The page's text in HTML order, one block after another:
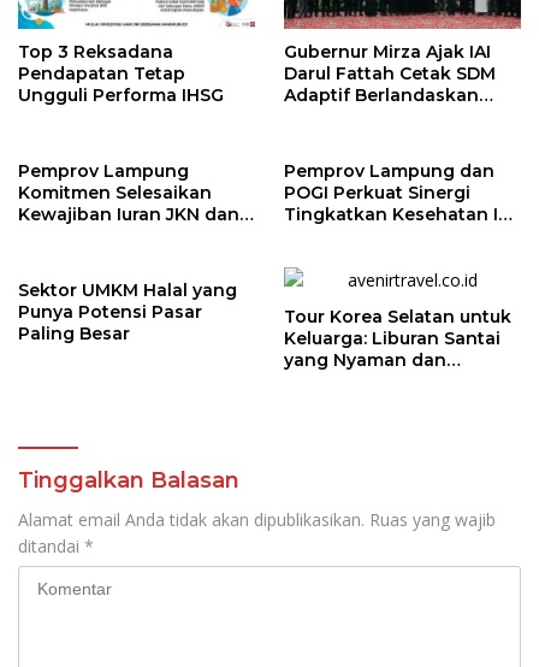
Top 3 Reksadana
Pendapatan Tetap
Ungguli Performa IHSG
Gubernur Mirza Ajak IAI
Darul Fattah Cetak SDM
Adaptif Berlandaskan
Pemprov Lampung
Komitmen Selesaikan
Kewajiban Iuran JKN dan
Kesehatan
Pemprov Lampung dan
POGI Perkuat Sinergi
Tingkatkan Kesehatan Ibu
Sektor UMKM Halal yang
Punya Potensi Pasar
Paling Besar
Tour Korea Selatan untuk
Keluarga: Liburan Santai
yang Nyaman dan
Tinggalkan Balasan
Alamat email Anda tidak akan dipublikasikan. Ruas yang wajib
ditandai *